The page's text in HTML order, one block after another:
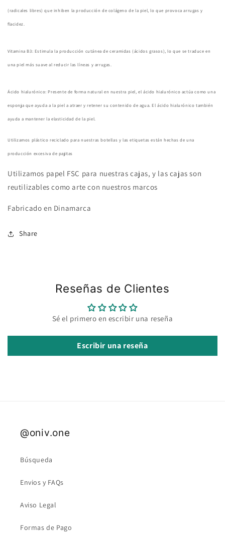
(radicales libres) que inhiben la producción de colágeno de la piel, lo que provoca arrugas y
flacidez.
Vitamina B3: Estimula la producción cutánea de ceramidas (ácidos grasos), lo que se traduce en
una piel más suave al reducir las líneas y arrugas.
Ácido hialurónico: Presente de forma natural en nuestra piel, el ácido hialurónico actúa como una
esponja que ayuda a la piel a atraer y retener su contenido de agua. El ácido hialurónico también
ayuda a mantener la elasticidad de la piel.
Utilizamos plástico reciclado para nuestras botellas y las etiquetas están hechas de una
producción excesiva de pajitas
Utilizamos papel FSC para nuestras cajas, y las cajas son
reutilizables como arte con nuestros marcos
Fabricado en Dinamarca
Share
Reseñas de Clientes
Sé el primero en escribir una reseña
Escribir una reseña
@oniv.one
Búsqueda
Envios y FAQs
Aviso Legal
Formas de Pago